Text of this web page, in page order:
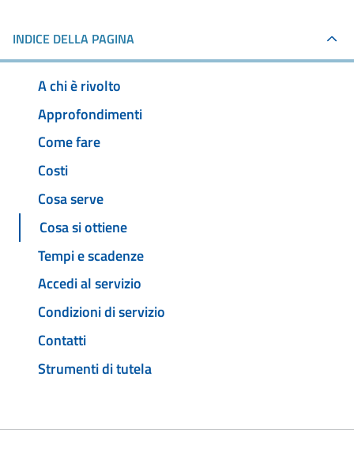
INDICE DELLA PAGINA
A chi è rivolto
Approfondimenti
Come fare
Costi
Cosa serve
Cosa si ottiene
Tempi e scadenze
Accedi al servizio
Condizioni di servizio
Contatti
Strumenti di tutela